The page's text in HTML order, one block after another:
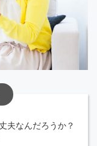
夫なんだろうか？